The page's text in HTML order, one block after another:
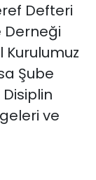
Defteri
Derneği
Kurulumuz
Şube
ve